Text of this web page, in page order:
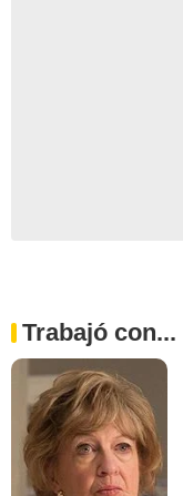
Trabajó con...